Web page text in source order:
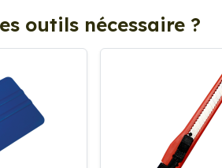
outils nécessaire ?